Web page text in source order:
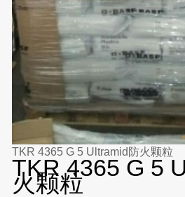
TKR 4365 G 5 Ultramid防火颗粒
TKR 4365 G 5
火颗粒